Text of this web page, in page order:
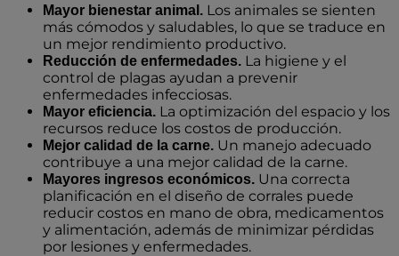
Mayor bienestar animal. Los animales se sienten
más cómodos y saludables, lo que se traduce en
un mejor rendimiento productivo.
Reducción de enfermedades. La higiene y el
control de plagas ayudan a prevenir
enfermedades infecciosas.
Mayor eficiencia. La optimización del espacio y los
recursos reduce los costos de producción.
Mejor calidad de la carne. Un manejo adecuado
contribuye a una mejor calidad de la carne.
Mayores ingresos económicos. Una correcta
planificación en el diseño de corrales puede
reducir costos en mano de obra, medicamentos
y alimentación, además de minimizar pérdidas
por lesiones y enfermedades.